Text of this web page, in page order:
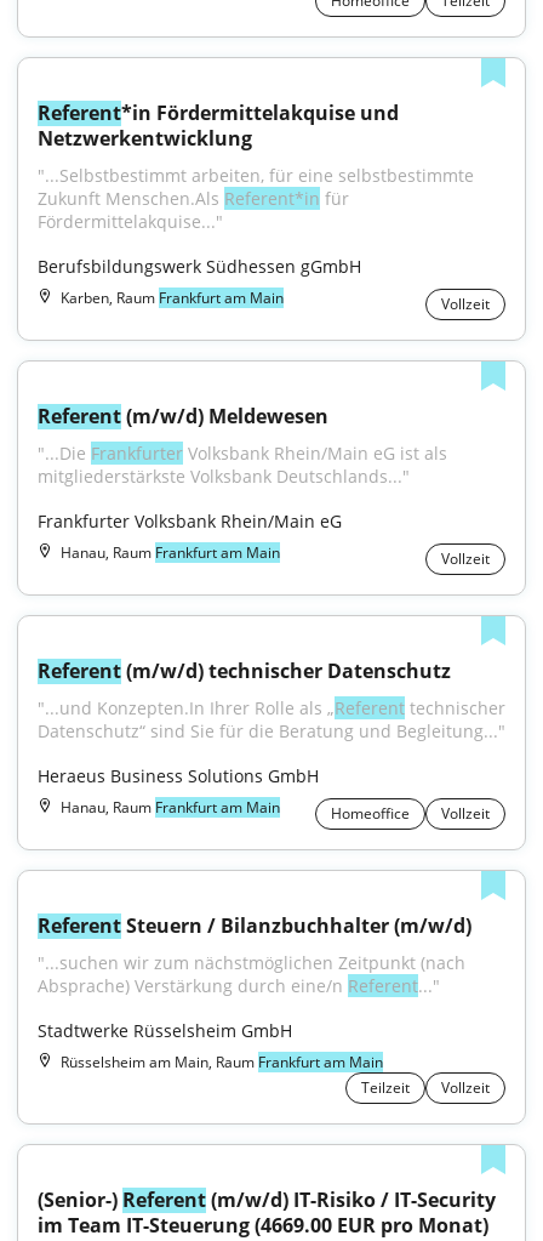
Referent*in Fördermittelakquise und
Netzwerkentwicklung
"...Selbstbestimmt arbeiten, für eine selbstbestimmte
Zukunft Menschen.Als Referent*in für
Fördermittelakquise..."
Berufsbildungswerk Südhessen gGmbH
Karben, Raum Frankfurt am Main Vollzeit
Referent (m/w/d) Meldewesen
"...Die Frankfurter Volksbank Rhein/Main eG ist als
mitgliederstärkste Volksbank Deutschlands..."
Frankfurter Volksbank Rhein/Main eG
Hanau, Raum Frankfurt am Main Vollzeit
Referent (m/w/d) technischer Datenschutz
"...und Konzepten.In Ihrer Rolle als „Referent technischer
Datenschutz“ sind Sie für die Beratung und Begleitung..."
Heraeus Business Solutions GmbH
Hanau, Raum Frankfurt am Main Homeoffice Vollzeit
Referent Steuern / Bilanzbuchhalter (m/w/d)
"...suchen wir zum nächstmöglichen Zeitpunkt (nach
Absprache) Verstärkung durch eine/n Referent..."
Stadtwerke Rüsselsheim GmbH
Rüsselsheim am Main, Raum Frankfurt am Main
Teilzeit
Vollzeit
(Senior-) Referent (m/w/d) IT-Risiko / IT-Security
im Team IT-Steuerung (4669.00 EUR pro Monat)